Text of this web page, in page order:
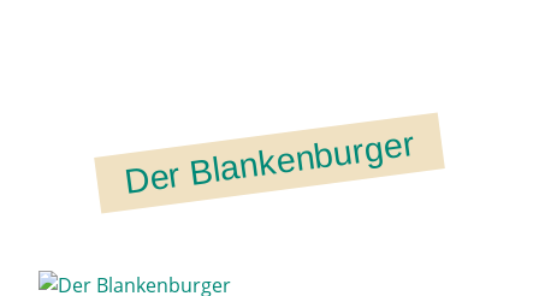
Der Blankenburger